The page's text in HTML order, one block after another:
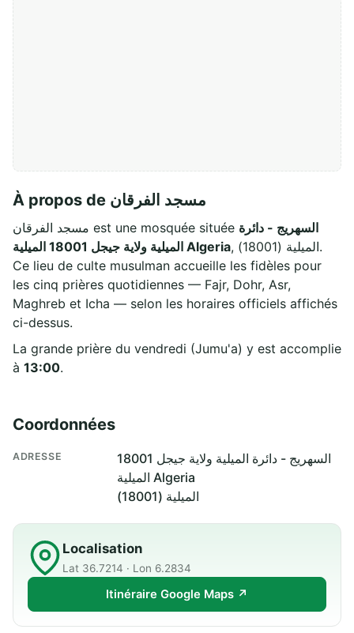
À propos de مسجد الفرقان
مسجد الفرقان est une mosquée située السهريج - دائرة
الميلية ولاية جيجل 18001 الميلية Algeria, الميلية (18001).
Ce lieu de culte musulman accueille les fidèles pour
les cinq prières quotidiennes — Fajr, Dohr, Asr,
Maghreb et Icha — selon les horaires officiels affichés
ci-dessus.
La grande prière du vendredi (Jumu'a) y est accomplie
à 13:00.
Coordonnées
ADRESSE
السهريج - دائرة الميلية ولاية جيجل 18001
الميلية Algeria
الميلية (18001)
Localisation
Lat 36.7214 · Lon 6.2834
Itinéraire Google Maps ↗